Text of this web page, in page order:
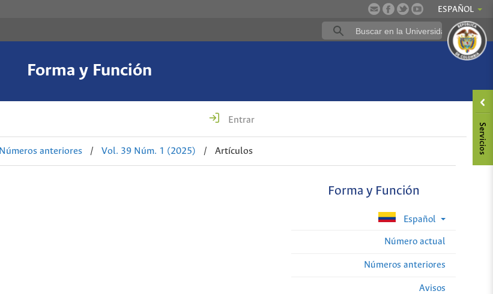
ESPAÑOL
Forma y Función
Entrar
Números anteriores / Vol. 39 Núm. 1 (2025) / Artículos
Forma y Función
Español
Número actual
Números anteriores
Avisos